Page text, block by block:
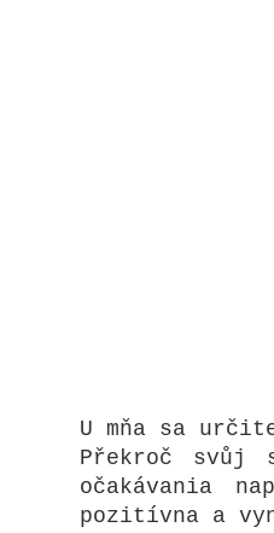
U mňa sa
Překroč
očakávania
pozitívna a